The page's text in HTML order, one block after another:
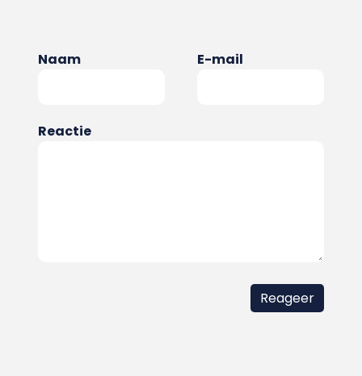
Naam E-mail
Reactie